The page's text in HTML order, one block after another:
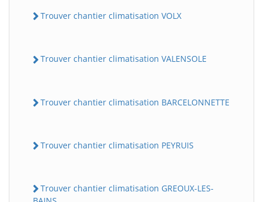
Trouver chantier climatisation VOLX
Trouver chantier climatisation VALENSOLE
Trouver chantier climatisation BARCELONNETTE
Trouver chantier climatisation PEYRUIS
Trouver chantier climatisation GREOUX-LES-